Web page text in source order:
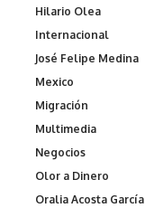
Hilario Olea
Internacional
José Felipe Medina
Mexico
Migración
Multimedia
Negocios
Olor a Dinero
Oralia Acosta García